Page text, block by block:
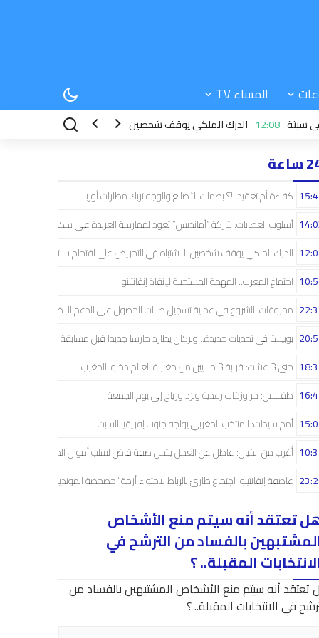
المساء TV
12:08 الدرك الملكي يوقف شخصين للاشتباه في التحريض على اقتحام سبتة
كفاءة أم تعقيد..!؟ بصمات الأصابع والوجه تربك مطارات أوربا
أسلوب العصابات: شركة “أمانديس” تعود لممارسة العربدة على سكان الشمال..!
الدرك الملكي يوقف شخصين للاشتباه في التحريض على اقتحام سبتة
اجتماع المغرب.. المهمة المستحيلة لإنقاذ إنفانتينو
محروقات: الشروع في عملية تسجيل طلبات الحصول على الدعم الإضافي
بوبيستا في تحديات جديدة.. وبركان يطارد حارسا جديدا قبل مسابقة دوري الأبطال
حتى 3 غشت: قرابة 3 ملايين من مغاربة العالم دخلوا المغرب
طقـــس: حر وزخات رعدية وبرَد ورياح إلى يوم الجمعة
أمم سيدات: المنتخب المغربي يواجه جنوب إفريقيا السبت
أغرب من الخيال: عاطل عن العمل ينتحل صفة قاض لسلب أموال الضحايا
عاصفة إنفانتينو: اجتماع طارئ بالرباط لاحتواء أزمة “خصخصة المونديال”
تعتقد أنه سيتم منع الأشخاص
بالفساد من الترشح في
المقبلة.. ؟
تعتقد أنه سيتم منع الأشخاص المشتبهين بالفساد من
في الانتخابات المقبلة.. ؟